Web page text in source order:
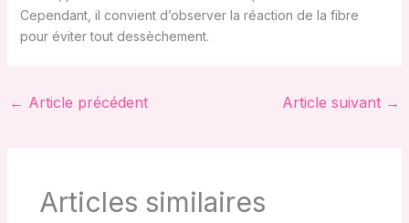
Cependant, il convient d’observer la réaction de la fibre
pour éviter tout dessèchement.
← Article précédent Article suivant →
Articles similaires